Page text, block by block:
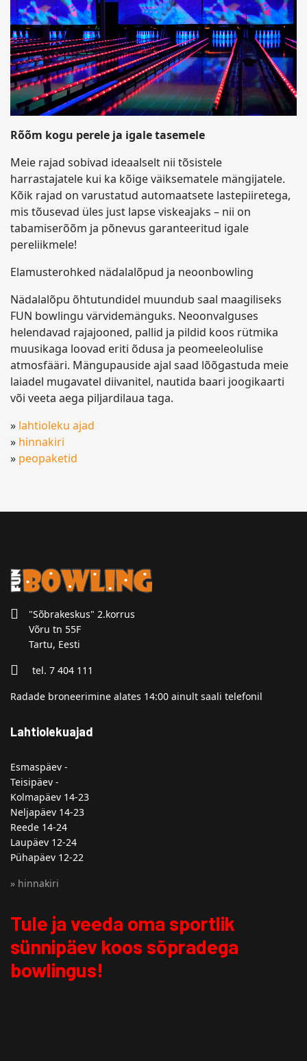
Rõõm kogu perele ja igale tasemele
Meie rajad sobivad ideaalselt nii tõsistele
harrastajatele kui ka kõige väiksematele mängijatele.
Kõik rajad on varustatud automaatsete lastepiiretega,
mis tõusevad üles just lapse viskeajaks – nii on
tabamiserõõm ja põnevus garanteeritud igale
pereliikmele!
Elamusterohked nädalalõpud ja neoonbowling
Nädalalõpu õhtutundidel muundub saal maagiliseks
FUN bowlingu värvidemänguks. Neoonvalguses
helendavad rajajooned, pallid ja pildid koos rütmika
muusikaga loovad eriti õdusa ja peomeeleolulise
atmosfääri. Mängupauside ajal saad lõõgastuda meie
laiadel mugavatel diivanitel, nautida baari joogikaarti
või veeta aega piljardilaua taga.
» lahtioleku ajad
» hinnakiri
» peopaketid
"Sõbrakeskus" 2.korrus
Võru tn 55F
Tartu, Eesti
tel. 7 404 111
Radade broneerimine alates 14:00 ainult saali telefonil
Lahtiolekuajad
Esmaspäev -
Teisipäev -
Kolmapäev 14-23
Neljapäev 14-23
Reede 14-24
Laupäev 12-24
Pühapäev 12-22
» hinnakiri
Tule ja veeda oma sportlik
sünnipäev koos sõpradega
bowlingus!